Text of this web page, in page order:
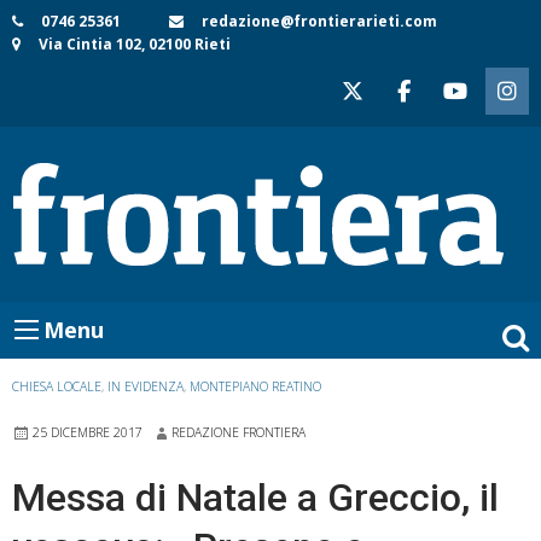
Skip
to
0746 25361
redazione@frontierarieti.com
Via Cintia 102, 02100 Rieti
Menu
CHIESA LOCALE, IN EVIDENZA, MONTEPIANO REATINO
25 DICEMBRE 2017 REDAZIONE FRONTIERA
Messa di Natale a Greccio, il